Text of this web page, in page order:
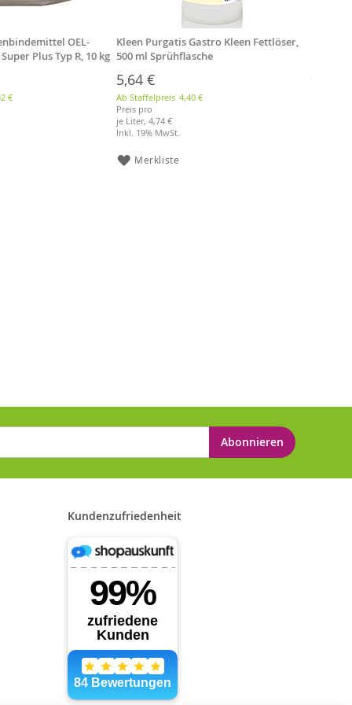
OEL-
Plus Typ R, 10 kg
€
Kleen Purgatis Gastro Kleen Fettlöser,
500 ml Sprühflasche
5,64 €
Ab Staffelpreis 4,40 €
Preis pro
je Liter, 4,74 €
Inkl. 19% MwSt.
Merkliste
Abonnieren
Kundenzufriedenheit